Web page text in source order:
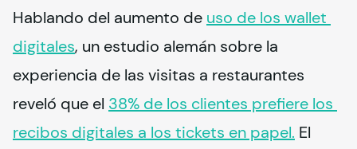
Hablando del aumento de uso de los wallet
digitales, un estudio alemán sobre la
experiencia de las visitas a restaurantes
reveló que el 38% de los clientes prefiere los
recibos digitales a los tickets en papel. El